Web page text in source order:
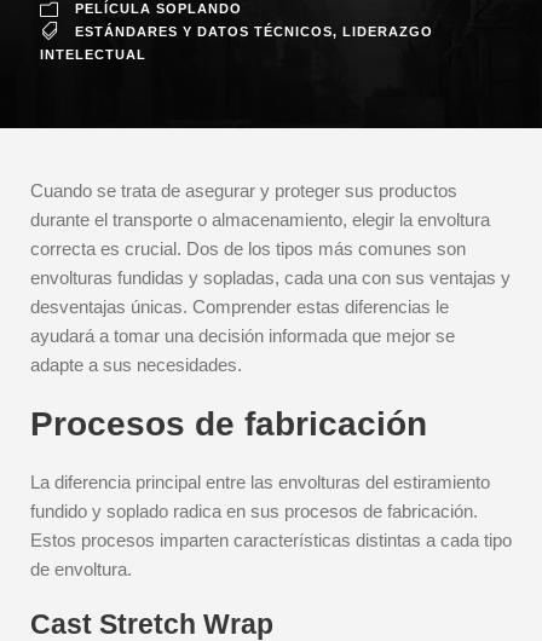
PELÍCULA SOPLANDO
ESTÁNDARES Y DATOS TÉCNICOS, LIDERAZGO
INTELECTUAL
Cuando se trata de asegurar y proteger sus productos
durante el transporte o almacenamiento, elegir la envoltura
correcta es crucial. Dos de los tipos más comunes son
envolturas fundidas y sopladas, cada una con sus ventajas y
desventajas únicas. Comprender estas diferencias le
ayudará a tomar una decisión informada que mejor se
adapte a sus necesidades.
Procesos de fabricación
La diferencia principal entre las envolturas del estiramiento
fundido y soplado radica en sus procesos de fabricación.
Estos procesos imparten características distintas a cada tipo
de envoltura.
Cast Stretch Wrap